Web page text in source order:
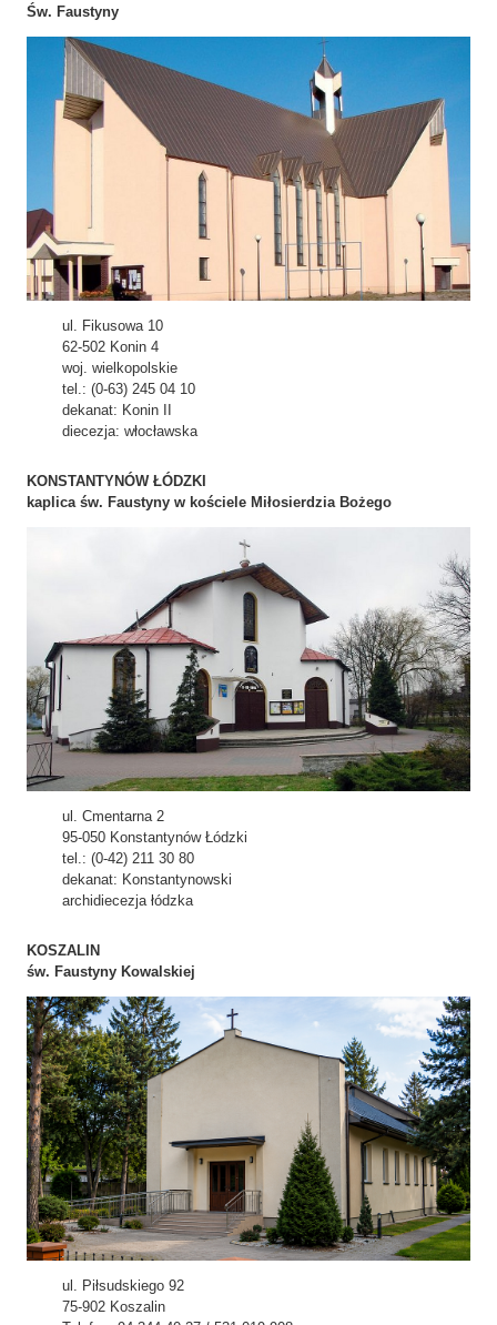
Św. Faustyny
ul. Fikusowa 10
62-502 Konin 4
woj. wielkopolskie
tel.: (0-63) 245 04 10
dekanat: Konin II
diecezja: włocławska
KONSTANTYNÓW ŁÓDZKI
kaplica św. Faustyny w kościele Miłosierdzia Bożego
ul. Cmentarna 2
95-050 Konstantynów Łódzki
tel.: (0-42) 211 30 80
dekanat: Konstantynowski
archidiecezja łódzka
KOSZALIN
św. Faustyny Kowalskiej
ul. Piłsudskiego 92
75-902 Koszalin